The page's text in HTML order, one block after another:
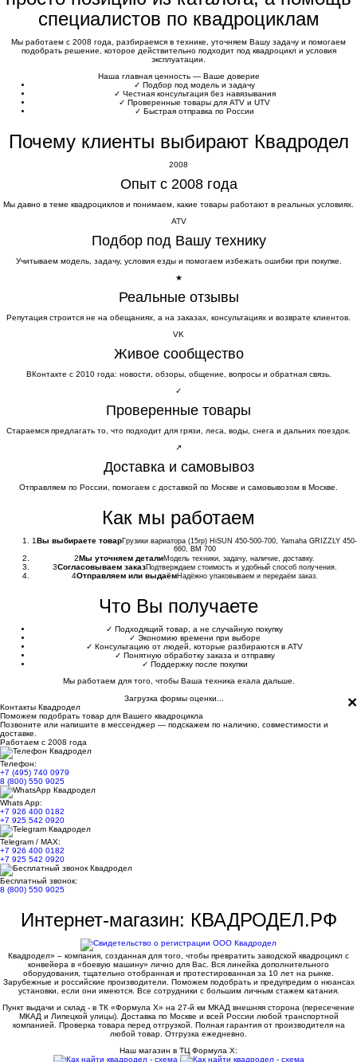
специалистов по квадроциклам
Мы работаем с 2008 года, разбираемся в технике, уточняем Вашу задачу и помогаем
подобрать решение, которое действительно подходит под квадроцикл и условия
эксплуатации.
Наша главная ценность — Ваше доверие
✓ Подбор под модель и задачу
✓ Честная консультация без навязывания
✓ Проверенные товары для ATV и UTV
✓ Быстрая отправка по России
Почему клиенты выбирают Квадродел
2008
Опыт с 2008 года
Мы давно в теме квадроциклов и понимаем, какие товары работают в реальных условиях.
ATV
Подбор под Вашу технику
Учитываем модель, задачу, условия езды и помогаем избежать ошибки при покупке.
★
Реальные отзывы
Репутация строится не на обещаниях, а на заказах, консультациях и возврате клиентов.
VK
Живое сообщество
ВКонтакте с 2010 года: новости, обзоры, общение, вопросы и обратная связь.
✓
Проверенные товары
Стараемся предлагать то, что подходит для грязи, леса, воды, снега и дальних поездок.
↗
Доставка и самовывоз
Отправляем по России, помогаем с доставкой по Москве и самовывозом в Москве.
Как мы работаем
1 Вы выбираете товарГрузики вариатора (15гр) HiSUN 450-500-700, Yamaha GRIZZLY 450-
660, ВМ 700
2 Мы уточняем деталиМодель техники, задачу, наличие, доставку.
3Согласовываем заказПодтверждаем стоимость и удобный способ получения.
4Отправляем или выдаёмНадёжно упаковываем и передаём заказ.
Что Вы получаете
✓ Подходящий товар, а не случайную покупку
✓ Экономию времени при выборе
✓ Консультацию от людей, которые разбираются в ATV
✓ Понятную обработку заказа и отправку
✓ Поддержку после покупки
Мы работаем для того, чтобы Ваша техника ехала дальше.
×
Загрузка формы оценки...
Контакты Квадродел
Поможем подобрать товар для Вашего квадроцикла
Позвоните или напишите в мессенджер — подскажем по наличию, совместимости и
доставке.
Работаем с 2008 года
Телефон:
+7 (495) 740 0979
8 (800) 550 9025
Whats App:
+7 926 400 0182
+7 925 542 0920
Telegram / MAX:
+7 926 400 0182
+7 925 542 0920
Бесплатный звонок:
8 (800) 550 9025
Интернет-магазин: КВАДРОДЕЛ.РФ
Квадродел» – компания, созданная для того, чтобы превратить заводской квадроцикл с
конвейера в «боевую машину» лично для Вас. Вся линейка дополнительного
оборудования, тщательно отобранная и протестированная за 10 лет на рынке.
Зарубежные и российские производители. Поможем подобрать и предупредим о нюансах
установки, если они имеются. Все сотрудники с большим личным стажем катания.
Пункт выдачи и склад - в ТК «Формула X» на 27-й км МКАД внешняя сторона (пересечение
МКАД и Липецкой улицы). Доставка по Москве и всей России любой транспортной
компанией. Проверка товара перед отгрузкой. Полная гарантия от производителя на
любой товар. Отгрузка ежедневно.
Наш магазин в ТЦ Формула Х: